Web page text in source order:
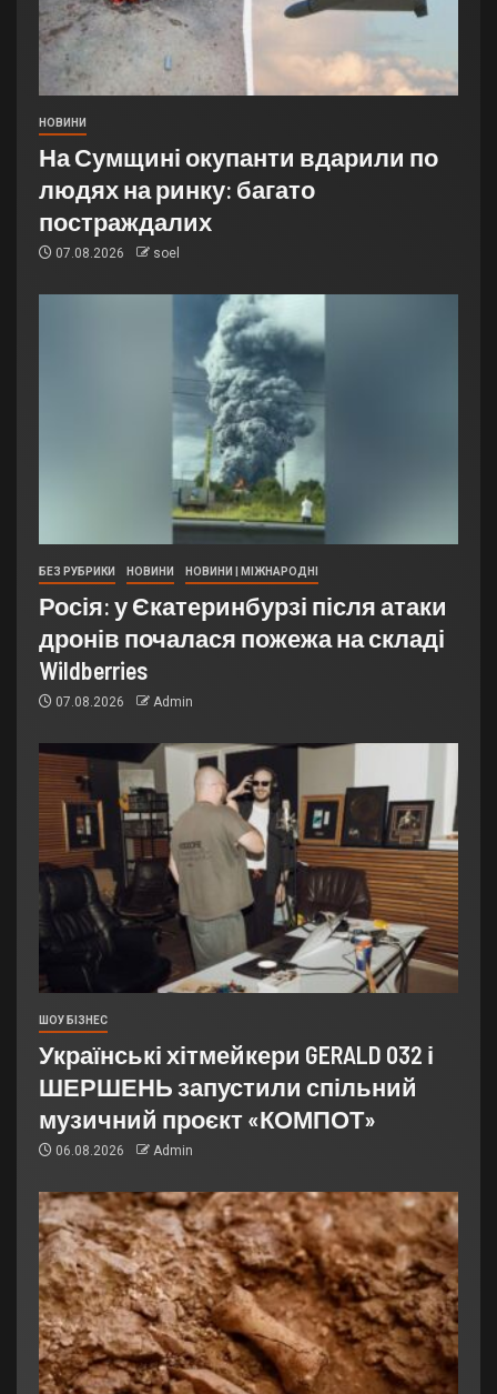
НОВИНИ
На Сумщині окупанти вдарили по
людях на ринку: багато
постраждалих
07.08.2026 soel
БЕЗ РУБРИКИ НОВИНИ НОВИНИ | МІЖНАРОДНІ
Росія: у Єкатеринбурзі після атаки
дронів почалася пожежа на складі
Wildberries
07.08.2026 Admin
ШОУ БІЗНЕС
Українські хітмейкери GERALD 032 і
ШЕРШЕНЬ запустили спільний
музичний проєкт «КОМПОТ»
06.08.2026 Admin